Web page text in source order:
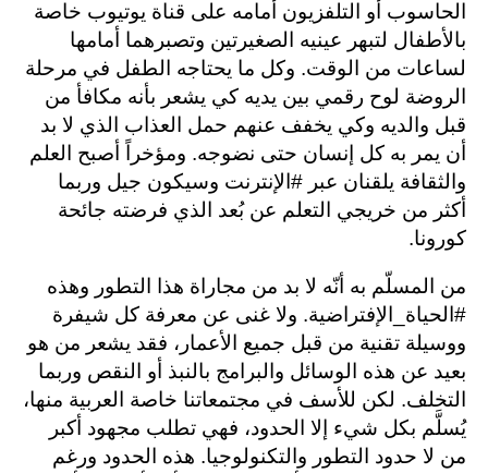
الحاسوب أو التلفزيون أمامه على قناة يوتيوب خاصة
بالأطفال لتبهر عينيه الصغيرتين وتصبرهما أمامها
لساعات من الوقت. وكل ما يحتاجه الطفل في مرحلة
الروضة لوح رقمي بين يديه كي يشعر بأنه مكافأ من
قبل والديه وكي يخفف عنهم حمل العذاب الذي لا بد
أن يمر به كل إنسان حتى نضوجه. ومؤخراً أصبح العلم
والثقافة يلقنان عبر #الإنترنت وسيكون جيل وربما
أكثر من خريجي التعلم عن بُعد الذي فرضته جائحة
كورونا.
من المسلّم به أنّه لا بد من مجاراة هذا التطور وهذه
#الحياة_الإفتراضية. ولا غنى عن معرفة كل شيفرة
ووسيلة تقنية من قبل جميع الأعمار، فقد يشعر من هو
بعيد عن هذه الوسائل والبرامج بالنبذ أو النقص وربما
التخلف. لكن للأسف في مجتمعاتنا خاصة العربية منها،
يُسلَّم بكل شيء إلا الحدود، فهي تطلب مجهود أكبر
من لا حدود التطور والتكنولوجيا. هذه الحدود ورغم